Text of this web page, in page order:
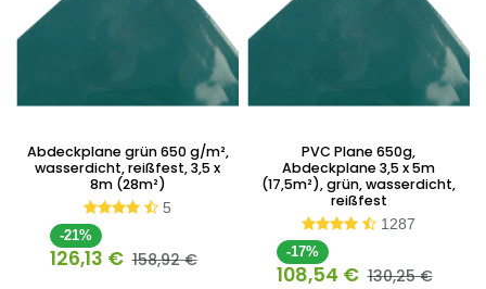
Abdeckplane grün 650 g/m²,
wasserdicht, reißfest, 3,5 x
8m (28m²)
5
-21%
126,13 € 158,92€
PVC Plane 650g,
Abdeckplane 3,5 x 5m
(17,5m²), grün, wasserdicht,
reißfest
1287
-17%
108,54 € 130,25€